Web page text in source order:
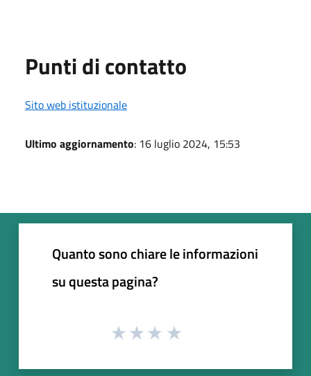
Punti di contatto
Sito web istituzionale
Ultimo aggiornamento: 16 luglio 2024, 15:53
Quanto sono chiare le informazioni
su questa pagina?